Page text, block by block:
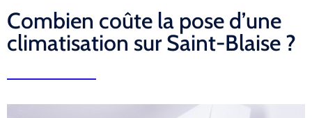
Combien coûte la pose d’une
climatisation sur Saint-Blaise ?